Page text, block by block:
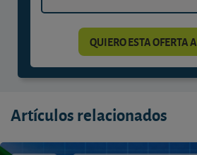
QUIERO ESTA OFERTA
Artículos relacionados